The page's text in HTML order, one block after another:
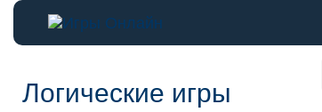
Логические игры